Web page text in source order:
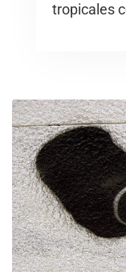
tropicales